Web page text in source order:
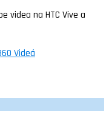
videa na HTC Vive a
Videá